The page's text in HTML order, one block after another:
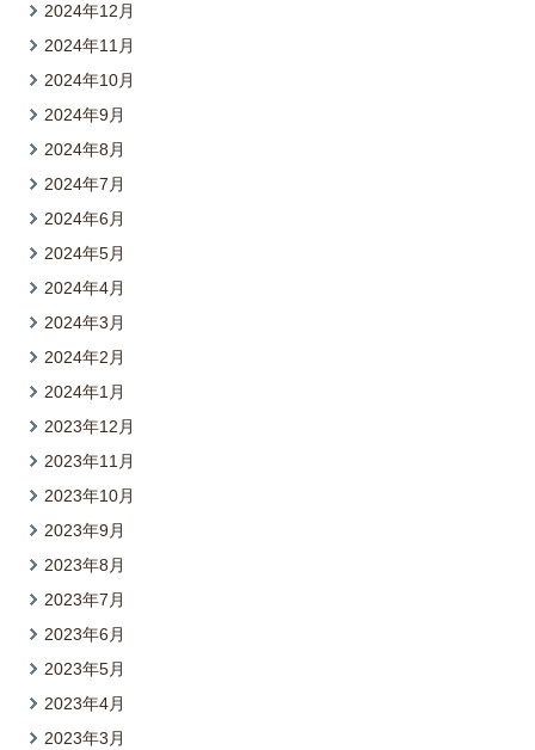
2024年12月
2024年11月
2024年10月
2024年9月
2024年8月
2024年7月
2024年6月
2024年5月
2024年4月
2024年3月
2024年2月
2024年1月
2023年12月
2023年11月
2023年10月
2023年9月
2023年8月
2023年7月
2023年6月
2023年5月
2023年4月
2023年3月